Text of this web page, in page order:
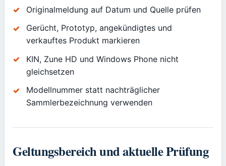
Originalmeldung auf Datum und Quelle prüfen
Gerücht, Prototyp, angekündigtes und
verkauftes Produkt markieren
KIN, Zune HD und Windows Phone nicht
gleichsetzen
Modellnummer statt nachträglicher
Sammlerbezeichnung verwenden
Geltungsbereich und aktuelle Prüfung